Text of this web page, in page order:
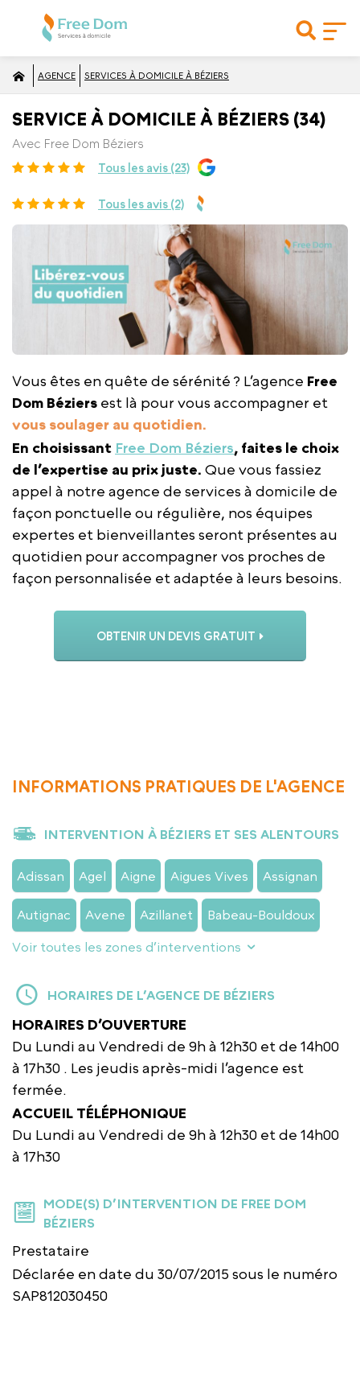
AGENCE SERVICES À DOMICILE À BÉZIERS
SERVICE À DOMICILE À BÉZIERS (34)
Avec Free Dom Béziers
Tous les avis (23)
Tous les avis (2)
Vous êtes en quête de sérénité ? L’agence Free
Dom Béziers est là pour vous accompagner et
vous soulager au quotidien.
En choisissant Free Dom Béziers, faites le choix
de l’expertise au prix juste. Que vous fassiez
appel à notre agence de services à domicile de
façon ponctuelle ou régulière, nos équipes
expertes et bienveillantes seront présentes au
quotidien pour accompagner vos proches de
façon personnalisée et adaptée à leurs besoins.
OBTENIR UN DEVIS GRATUIT
INFORMATIONS PRATIQUES DE L'AGENCE
INTERVENTION À BÉZIERS ET SES ALENTOURS
Adissan Agel Aigne Aigues Vives Assignan
Autignac Avene Azillanet Babeau-Bouldoux
Voir toutes les zones d’interventions
HORAIRES DE L’AGENCE DE BÉZIERS
HORAIRES D’OUVERTURE
Du Lundi au Vendredi de 9h à 12h30 et de 14h00
à 17h30 . Les jeudis après-midi l’agence est
fermée.
ACCUEIL TÉLÉPHONIQUE
Du Lundi au Vendredi de 9h à 12h30 et de 14h00
à 17h30
MODE(S) D’INTERVENTION DE FREE DOM
BÉZIERS
Prestataire
Déclarée en date du 30/07/2015 sous le numéro
SAP812030450